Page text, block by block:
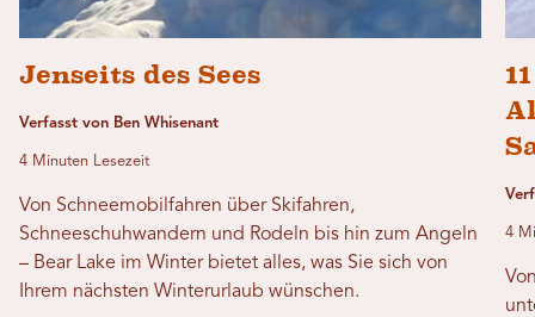
Jenseits des Sees
Verfasst von Ben Whisenant
4 Minuten Lesezeit
Von Schneemobilfahren über Skifahren,
Schneeschuhwandern und Rodeln bis hin zum Angeln
– Bear Lake im Winter bietet alles, was Sie sich von
Ihrem nächsten Winterurlaub wünschen.
4